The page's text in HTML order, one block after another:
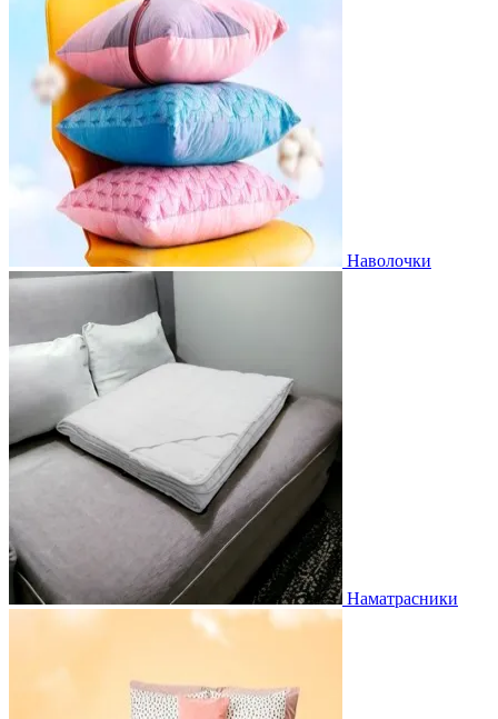
Наволочки
Наматрасники